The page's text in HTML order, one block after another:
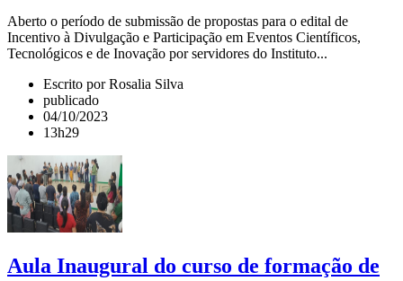
Aberto o período de submissão de propostas para o edital de
Incentivo à Divulgação e Participação em Eventos Científicos,
Tecnológicos e de Inovação por servidores do Instituto...
Escrito por Rosalia Silva
publicado
04/10/2023
13h29
Aula Inaugural do curso de formação de